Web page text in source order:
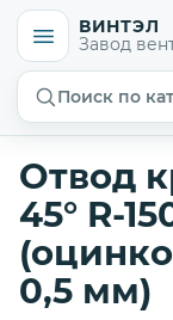
ВИНТЭЛ
Завод
Поиск по
Отвод
45° R-
0,5 мм)